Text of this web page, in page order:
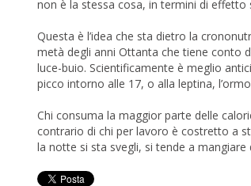
non è la stessa cosa, in termini di
Questa è l’idea che sta dietro la
metà degli anni Ottanta che tiene conto
luce-buio. Scientificamente è meglio
picco intorno alle 17, o alla leptina,
Chi consuma la maggior parte delle
contrario di chi per lavoro è costretto a
la notte si sta svegli, si tende a